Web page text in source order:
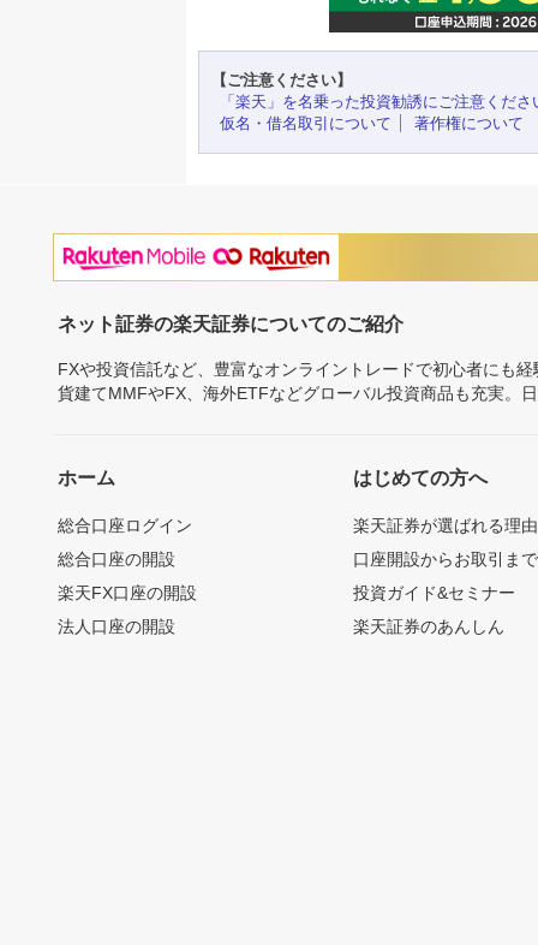
【ご注意ください】
「楽天」を名乗った投資勧誘にご注意くださ
仮名・借名取引について
著作権について
ネット証券の楽天証券についてのご紹介
FXや投資信託など、豊富なオンライントレードで初心者にも
貨建てMMFやFX、海外ETFなどグローバル投資商品も充実。
ホーム
総合口座ログイン
総合口座の開設
楽天FX口座の開設
法人口座の開設
はじめての方へ
楽天証券が選ばれる理由
口座開設からお取引ま
投資ガイド&セミナー
楽天証券のあんしん